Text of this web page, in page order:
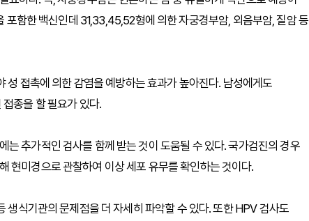
함한 백신인데 31,33,45,52형에 의한 자궁경부암, 외음부암, 질암 등
접촉에 의한 감염을 예방하는 효과가 높아진다. 남성에게도
종을 할 필요가 있다.
추가적인 검사를 함께 받는 것이 도움될 수 있다. 국가검진의 경우
현미경으로 관찰하여 이상 세포 유무를 확인하는 것이다.
생식기관의 문제점을 더 자세히 파악할 수 있다. 또한 HPV 검사도